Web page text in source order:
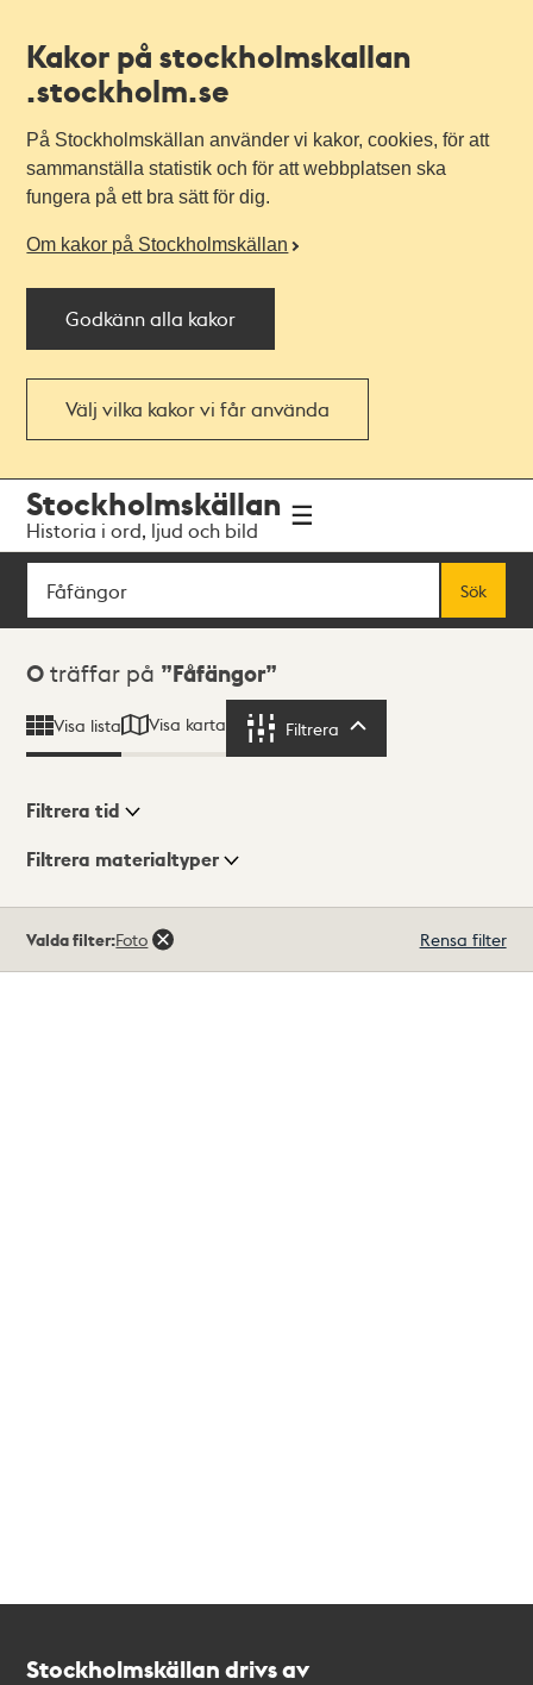
Kakor på stockholmskallan
.stockholm.se
På Stockholmskällan använder vi kakor, cookies, för att
sammanställa statistik och för att webbplatsen ska
fungera på ett bra sätt för dig.
Om kakor på Stockholmskällan
Godkänn alla kakor
Välj vilka kakor vi får använda
navigationen
huvudinnehållet
Stockholmskällan
Historia i ord, ljud och bild
Sök
Sök
Sökresultat
0 träffar på Fåfängor
Visa lista Visa karta Filtrera
Visningsläge
Filtrera tid
Filtrera materialtyper
träffar
Valda filter:Foto Rensa filter
Stockholmskällan drivs av